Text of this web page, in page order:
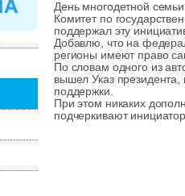
День многодетной
Комитет по
поддержал эту
Добавлю, что на
регионы имеют право
По словам одного из
вышел Указ
поддержки.
При этом никаких
подчеркивают